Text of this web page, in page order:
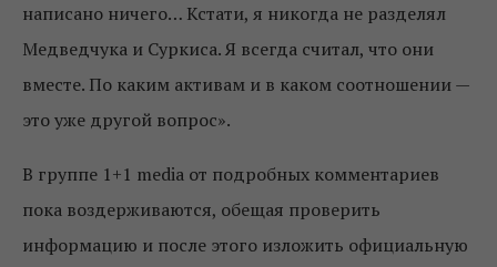
написано ничего… Кстати, я никогда не разделял
Медведчука и Суркиса. Я всегда считал, что они
вместе. По каким активам и в каком соотношении —
это уже другой вопрос».
В группе 1+1 media от подробных комментариев
пока воздерживаются, обещая проверить
информацию и после этого изложить официальную